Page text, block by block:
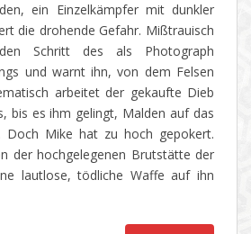
ein Einzelkämpfer mit dunkler
die drohende Gefahr. Mißtrauisch
Schritt des als Photograph
und warnt ihn, von dem Felsen
arbeitet der gekaufte Dieb
bis es ihm gelingt, Malden auf das
Doch Mike hat zu hoch gepokert.
der hochgelegenen Brutstätte der
lautlose, tödliche Waffe auf ihn